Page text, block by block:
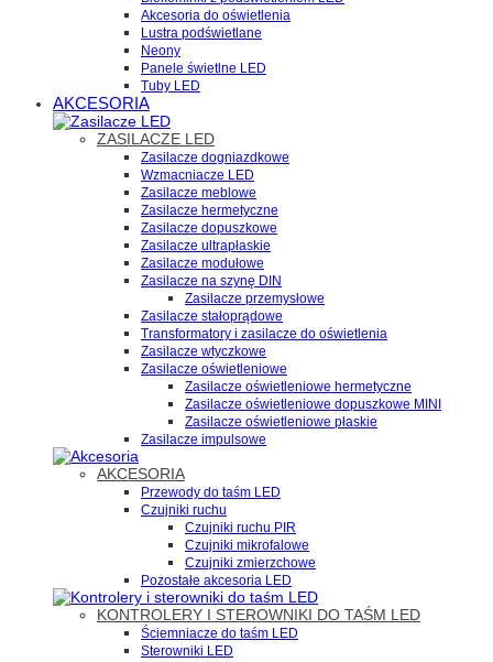
Akcesoria do oświetlenia
Lustra podświetlane
Neony
Panele świetlne LED
Tuby LED
AKCESORIA
ZASILACZE LED
Zasilacze dogniazdkowe
Wzmacniacze LED
Zasilacze meblowe
Zasilacze hermetyczne
Zasilacze dopuszkowe
Zasilacze ultrapłaskie
Zasilacze modułowe
Zasilacze na szynę DIN
Zasilacze przemysłowe
Zasilacze stałoprądowe
Transformatory i zasilacze do oświetlenia
Zasilacze wtyczkowe
Zasilacze oświetleniowe
Zasilacze oświetleniowe hermetyczne
Zasilacze oświetleniowe dopuszkowe MINI
Zasilacze oświetleniowe płaskie
Zasilacze impulsowe
AKCESORIA
Przewody do taśm LED
Czujniki ruchu
Czujniki ruchu PIR
Czujniki mikrofalowe
Czujniki zmierzchowe
Pozostałe akcesoria LED
KONTROLERY I STEROWNIKI DO TAŚM LED
Ściemniacze do taśm LED
Sterowniki LED